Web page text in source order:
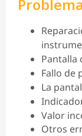
Pantalla
Fallo de
La
Valor
Otros